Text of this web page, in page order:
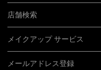
店舗検索
メイクアップ サービス
メールアドレス登録